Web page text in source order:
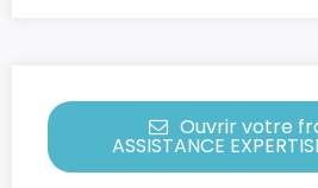
Ouvrir votre
ASSISTANCE